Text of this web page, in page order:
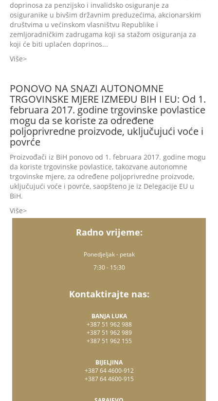
doprinosa za penzijsko i invalidsko osiguranje za
osiguranike u bivšim državnim preduzećima, akcionarskim
društvima u većinskom vlasništvu Republike i
zemljoradničkim zadrugama koji sa stažom osiguranja za
koji će biti uplaćen doprinos...
Više
PONOVO NA SNAZI AUTONOMNE
TRGOVINSKE MJERE IZMEĐU BIH I EU: Od 1.
februara 2017. godine trgovinske povlastice
mogu da se koriste za određene
poljoprivredne proizvode, uključujući voće i
povrće
Proizvođači iz BiH ponovo od 1. februara 2017. godine mogu
da koriste trgovinske povlastice, takozvane autonomne
trgovinske mjere, za određene poljoprivredne proizvode,
uključujući voće i povrće, saopšteno je iz Delegacije EU u
BiH.
Više
Radno vrijeme:
Ponedjeljak - petak
7:30 - 15:30
Kontaktirajte nas:
BANJA LUKA
+387 51 962 988
+387 51 962 989
+387 51 962 155
BIJELJINA
+387 64 4600-912
+387 64 4600-915